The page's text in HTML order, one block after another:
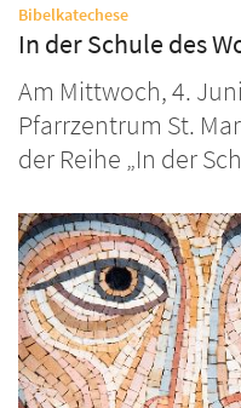
Bibelkatechese:
In der Schule des
Am Mittwoch, 4.
Pfarrzentrum St.
der Reihe „In der